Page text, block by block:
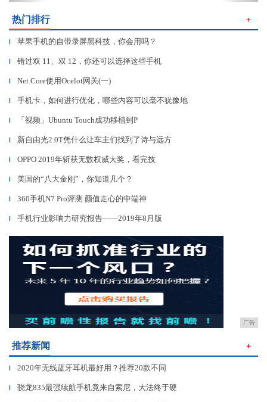
热门排行 ＋
▎ 苹果手机的自带录屏黑科技，你会用吗？
▎ 错过双 11、双 12，你还可以选择这些手机
▎ Net Core使用Ocelot网关(一)
▎ 手机卡，如何进行优化，哪些内容可以毫不犹豫地
▎ 「视频」Ubuntu Touch成功移植到P
▎ 新自由光2.0T凭什么让车主们找到了诗与远方
▎ OPPO 2019年斩获无数权威大奖，看完技
▎ 美国的“八大金刚”，你知道几个？
▎ 360手机N7 Pro评测 颜值走心的中端神
▎ 手机行业影响力研究报告——2019年8月版
广告
推荐新闻 ＋
▎ 2020年无线蓝牙耳机最好用？推荐20款不同
▎ 骁龙835最强续航手机竟来自索尼，大法终于硬